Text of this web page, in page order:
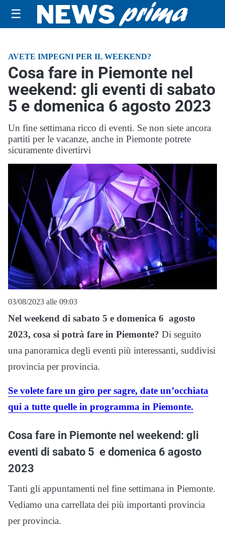
☰
AVETE IMPEGNI PER IL WEEKEND?
Cosa fare in Piemonte nel
weekend: gli eventi di sabato
5 e domenica 6 agosto 2023
Un fine settimana ricco di eventi. Se non siete ancora
partiti per le vacanze, anche in Piemonte potrete
sicuramente divertirvi
03/08/2023 alle 09:03
Nel weekend di sabato 5 e domenica 6 agosto
2023, cosa si potrà fare in Piemonte? Di seguito
una panoramica degli eventi più interessanti, suddivisi
provincia per provincia.
Se volete fare un giro per sagre, date un’occhiata
qui a tutte quelle in programma in Piemonte.
Cosa fare in Piemonte nel weekend: gli
eventi di sabato 5 e domenica 6 agosto
2023
Tanti gli appuntamenti nel fine settimana in Piemonte.
Vediamo una carrellata dei più importanti provincia
per provincia.